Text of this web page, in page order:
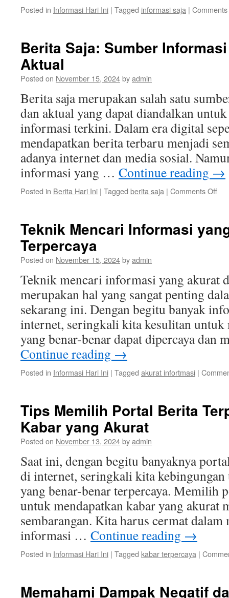
Posted in Informasi Hari Ini | Tagged informasi saja |
Berita Saja: Sumber
Aktual
Posted on November 15, 2024byadmin
Berita saja merupakan salah satu
dan aktual yang dapat diandalkan
informasi terkini. Dalam era digital
mendapatkan berita terbaru menjadi
adanya internet dan media sosial.
informasi yang … Continue reading →
Posted in Berita Hari Ini | Tagged berita saja | Comments Offon
Teknik Mencari Informasi
Terpercaya
Posted on November 15, 2024byadmin
Teknik mencari informasi yang akurat
merupakan hal yang sangat penting
sekarang ini. Dengan begitu banyak
internet, seringkali kita kesulitan untuk
yang benar-benar dapat dipercaya dan
Continue reading →
Posted in Informasi Hari Ini | Tagged akurat infortmasi |
Tips Memilih Portal Berita
Kabar yang Akurat
Posted on November 13, 2024byadmin
Saat ini, dengan begitu banyaknya
di internet, seringkali kita
yang benar-benar terpercaya. Memilih
untuk mendapatkan kabar yang akurat
sembarangan. Kita harus cermat
informasi … Continue reading →
Posted in Informasi Hari Ini | Tagged kabar terpercaya |
Memahami Dampak Negatif